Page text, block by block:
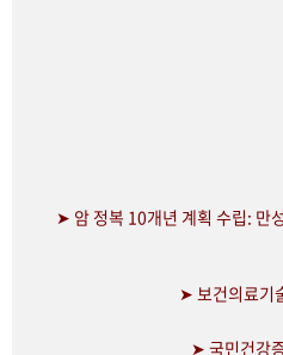
➤ 암 정복 10개년 계획 수립: 만
➤ 보건의료기
➤ 국민건강